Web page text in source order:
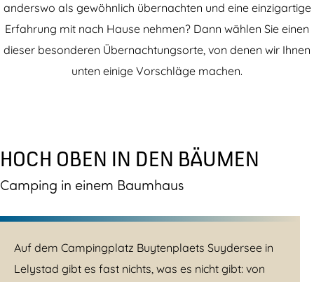
anderswo als gewöhnlich übernachten und eine einzigartige
Erfahrung mit nach Hause nehmen? Dann wählen Sie einen
dieser besonderen Übernachtungsorte, von denen wir Ihnen
unten einige Vorschläge machen.
HOCH OBEN IN DEN BÄUMEN
Camping in einem Baumhaus
Auf dem Campingplatz Buytenplaets Suydersee in
Lelystad gibt es fast nichts, was es nicht gibt: von